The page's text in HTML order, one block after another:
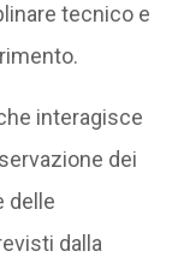
tecnico e
interagisce
dei
delle
dalla